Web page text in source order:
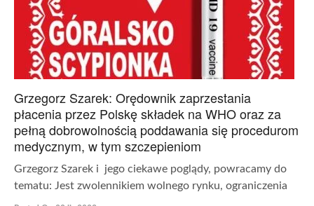
Grzegorz Szarek: Orędownik zaprzestania
płacenia przez Polskę składek na WHO oraz za
pełną dobrowolnością poddawania się procedurom
medycznym, w tym szczepieniom
Grzegorz Szarek i jego ciekawe poglądy, powracamy do
tematu: Jest zwolennikiem wolnego rynku, ograniczenia